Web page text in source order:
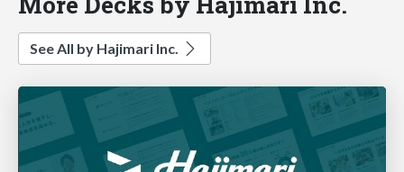
See All by Hajimari Inc.